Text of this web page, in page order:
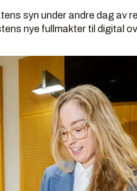
syn under andre dag av
nye fullmakter til digital